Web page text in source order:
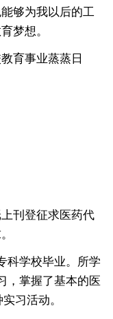
够为我以后的工
梦想。
育事业蒸蒸日
刊登征求医药代
科学校毕业。所学
，掌握了基本的医
习活动。